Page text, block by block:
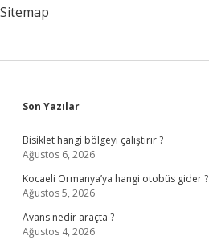
Sitemap
Sidebar
Son Yazılar
Bisiklet hangi bölgeyi çalıştırır ?
Ağustos 6, 2026
Kocaeli Ormanya’ya hangi otobüs gider ?
Ağustos 5, 2026
Avans nedir araçta ?
Ağustos 4, 2026